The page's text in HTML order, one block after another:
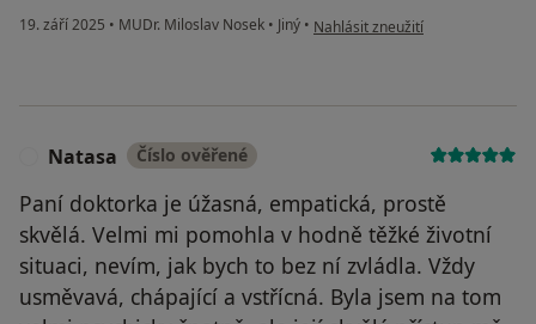
19. září 2025 • MUDr. Miloslav Nosek • Jiný • podle názoru uživatele V.Š.
Nahlásit zneužití
Natasa Číslo ověřené
Paní doktorka je úžasná, empatická, prostě
skvělá. Velmi mi pomohla v hodně těžké životní
situaci, nevím, jak bych to bez ní zvládla. Vždy
usměvavá, chápající a vstřícná. Byla jsem na tom